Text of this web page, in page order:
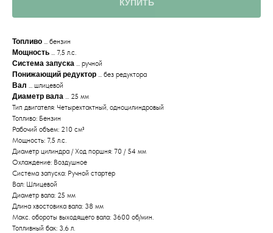
КУПИТЬ
Топливо ... бензин
Мощность ... 7,5 л.с.
Система запуска ... ручной
Понижающий редуктор ... без редуктора
Вал ... шлицевой
Диаметр вала ... 25 мм
Тип двигателя: Четырехтактный, одноцилиндровый
Топливо: Бензин
Рабочий объем: 210 см³
Мощность: 7,5 л.с.
Диаметр цилиндра / Ход поршня: 70 / 54 мм
Охлаждение: Воздушное
Система запуска: Ручной стартер
Вал: Шлицевой
Диаметр вала: 25 мм
Длина хвостовика вала: 38 мм
Макс. обороты выходящего вала: 3600 об/мин.
Топливный бак: 3,6 л.